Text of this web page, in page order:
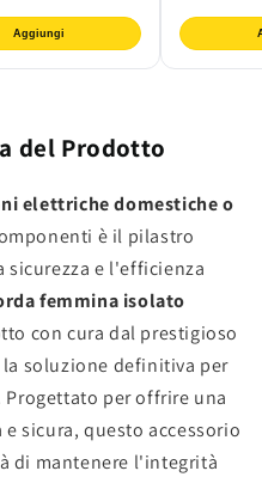
Aggiungi
del Prodotto
elettriche domestiche o
è il pilastro
sicurezza e l'efficienza
femmina isolato
con cura dal prestigioso
la soluzione definitiva per
per offrire una
sicura, questo accessorio
di mantenere l'integrità